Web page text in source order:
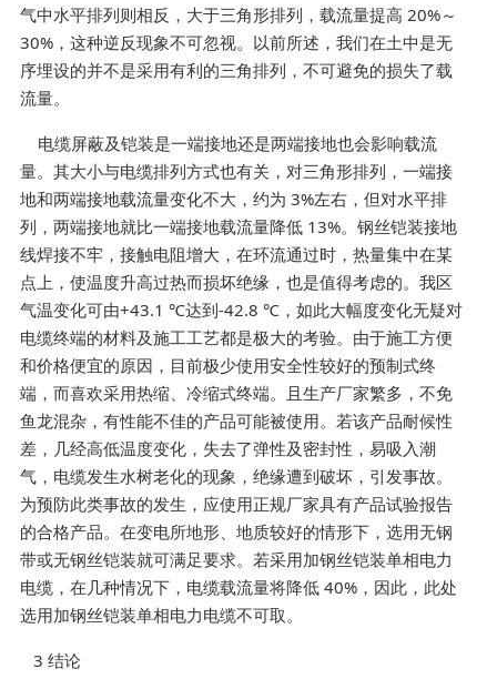
气中水平排列则相反，大于三角形排列，载流量提高 20%～
30%，这种逆反现象不可忽视。以前所述，我们在土中是无
序埋设的并不是采用有利的三角排列，不可避免的损失了载
流量。
电缆屏蔽及铠装是一端接地还是两端接地也会影响载流
量。其大小与电缆排列方式也有关，对三角形排列，一端接
地和两端接地载流量变化不大，约为 3%左右，但对水平排
列，两端接地就比一端接地载流量降低 13%。钢丝铠装接地
线焊接不牢，接触电阻增大，在环流通过时，热量集中在某
点上，使温度升高过热而损坏绝缘，也是值得考虑的。我区
气温变化可由+43.1 ℃达到-42.8 ℃，如此大幅度变化无疑对
电缆终端的材料及施工工艺都是极大的考验。由于施工方便
和价格便宜的原因，目前极少使用安全性较好的预制式终
端，而喜欢采用热缩、冷缩式终端。且生产厂家繁多，不免
鱼龙混杂，有性能不佳的产品可能被使用。若该产品耐候性
差，几经高低温度变化，失去了弹性及密封性，易吸入潮
气，电缆发生水树老化的现象，绝缘遭到破坏，引发事故。
为预防此类事故的发生，应使用正规厂家具有产品试验报告
的合格产品。在变电所地形、地质较好的情形下，选用无钢
带或无钢丝铠装就可满足要求。若采用加钢丝铠装单相电力
电缆，在几种情况下，电缆载流量将降低 40%，因此，此处
选用加钢丝铠装单相电力电缆不可取。
3 结论